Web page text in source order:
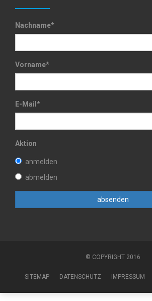
Nachname*
Vorname*
E-Mail*
Aktion
anmelden
abmelden
© COPYRIGHT 2016
SITEMAP DATENSCHUTZ IMPRESSUM